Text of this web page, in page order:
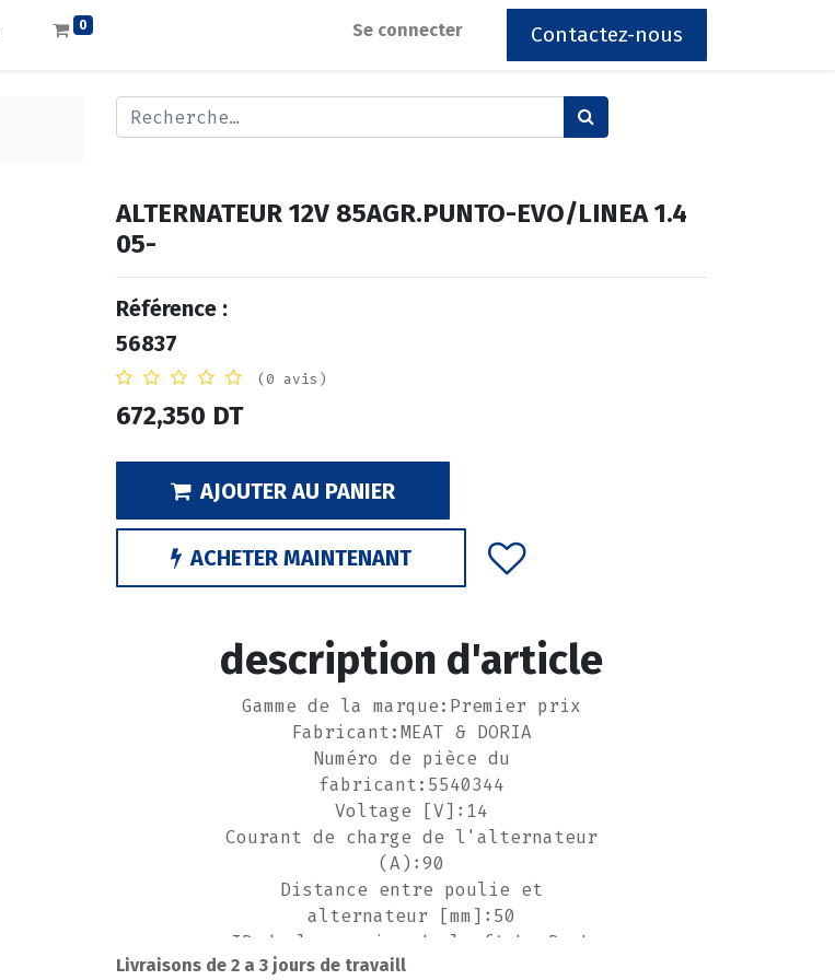
0 Se connecter Contactez-nous
ALTERNATEUR 12V 85AGR.PUNTO-EVO/LINEA 1.4
05-
Référence :
56837
(0 avis)
672,350 DT
AJOUTER AU PANIER
ACHETER MAINTENANT
description d'article
Gamme de la marque:Premier prix
Fabricant:MEAT & DORIA
Numéro de pièce du
fabricant:5540344
Voltage [V]:14
Courant de charge de l'alternateur
(A):90
Distance entre poulie et
alternateur [mm]:50
ID de la version de la fiche:B+,L
Nombre de gorges:6
Livraisons de 2 a 3 jours de travaill